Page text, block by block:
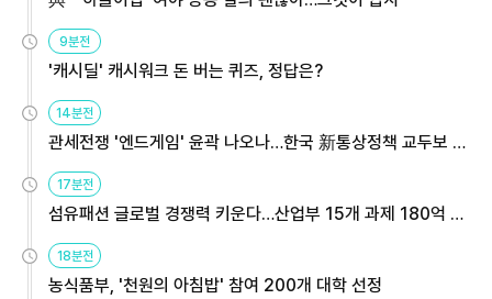
9분전
'캐시딜' 캐시워크 돈 버는 퀴즈, 정답은?
14분전
관세전쟁 '엔드게임' 윤곽 나오나…한국 新통상정책 교두보 활
용해야
17분전
섬유패션 글로벌 경쟁력 키운다…산업부 15개 과제 180억 지
원
18분전
농식품부, '천원의 아침밥' 참여 200개 대학 선정